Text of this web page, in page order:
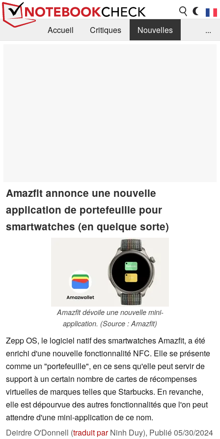
Accueil Critiques
Nouvelles
...
Amazfit annonce une nouvelle
application de portefeuille pour
smartwatches (en quelque sorte)
Amazfit dévoile une nouvelle mini-
application. (Source : Amazfit)
Zepp OS, le logiciel natif des smartwatches Amazfit, a été
enrichi d'une nouvelle fonctionnalité NFC. Elle se présente
comme un "portefeuille", en ce sens qu'elle peut servir de
support à un certain nombre de cartes de récompenses
virtuelles de marques telles que Starbucks. En revanche,
elle est dépourvue des autres fonctionnalités que l'on peut
attendre d'une mini-application de ce nom.
Deirdre O'Donnell (traduit parNinh Duy), Publié05/30/2024